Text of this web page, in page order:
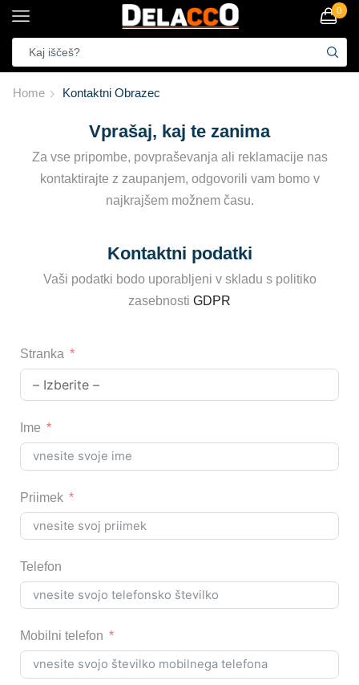
0
Home Kontaktni Obrazec
Vprašaj, kaj te zanima
Za vse pripombe, povpraševanja ali reklamacije nas
kontaktirajte z zaupanjem, odgovorili vam bomo v
najkrajšem možnem času.
Kontaktni podatki
Vaši podatki bodo uporabljeni v skladu s politiko
zasebnosti GDPR
Stranka
Ime
Priimek
Telefon
Mobilni telefon